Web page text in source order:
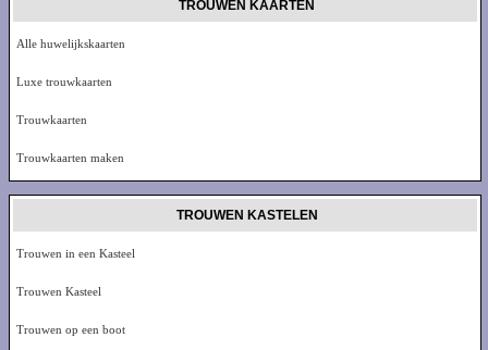
TROUWEN KAARTEN
Alle huwelijkskaarten
Luxe trouwkaarten
Trouwkaarten
Trouwkaarten maken
TROUWEN KASTELEN
Trouwen in een Kasteel
Trouwen Kasteel
Trouwen op een boot